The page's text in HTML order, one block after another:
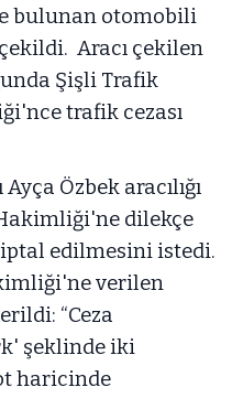
bulunan otomobili
Aracı çekilen
Şişli Trafik
trafik cezası
Özbek aracılığı
dilekçe
iptal edilmesini istedi.
verilen
“Ceza
şeklinde iki
haricinde